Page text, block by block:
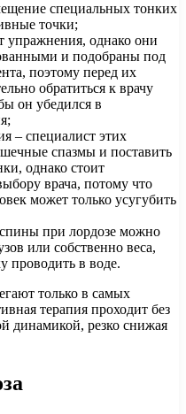
специальных тонких
точки;
однако они
и подобраны под
поэтому перед их
обратиться к врачу
он убедился в
– специалист этих
спазмы и поставить
однако стоит
врача, потому что
может только усугубить
при лордозе можно
или собственно веса,
проводить в воде.
только в самых
терапия проходит без
динамикой, резко снижая